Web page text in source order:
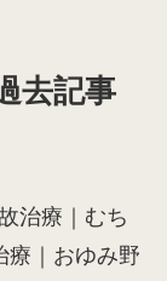
去記事
治療｜むち
療｜おゆみ野